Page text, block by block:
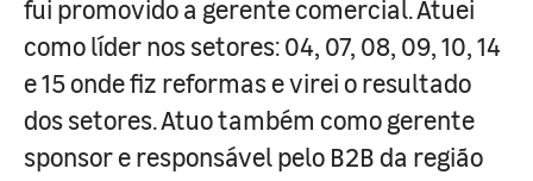
fui promovido a gerente comercial. Atuei
como líder nos setores: 04, 07, 08, 09, 10, 14
e 15 onde fiz reformas e virei o resultado
dos setores. Atuo também como gerente
sponsor e responsável pelo B2B da região